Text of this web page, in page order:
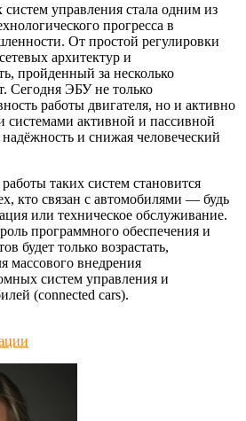
управления стала одним из
прогресса в
От простой регулировки
архитектур и
пройденный за несколько
Сегодня ЭБУ не только
работы двигателя, но и активно
системами активной и пассивной
и снижая человеческий
таких систем становится
кто связан с автомобилями — будь
или техническое обслуживание.
программного обеспечения и
будет только возрастать,
массового внедрения
систем управления и
(connected cars).